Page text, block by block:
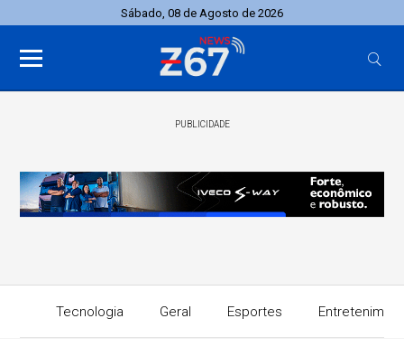
Sábado, 08 de Agosto de 2026
PUBLICIDADE
Tecnologia Geral Esportes